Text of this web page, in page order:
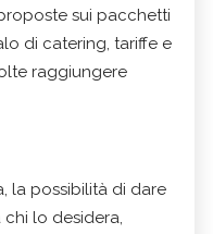
sui pacchetti
di catering, tariffe e
raggiungere
la possibilità di dare
chi lo desidera,